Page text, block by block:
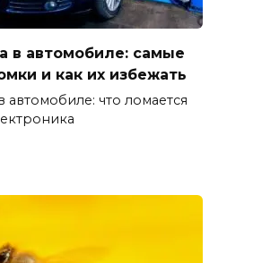
в автомобиле: самые
и как их избежать
автомобиле: что ломается